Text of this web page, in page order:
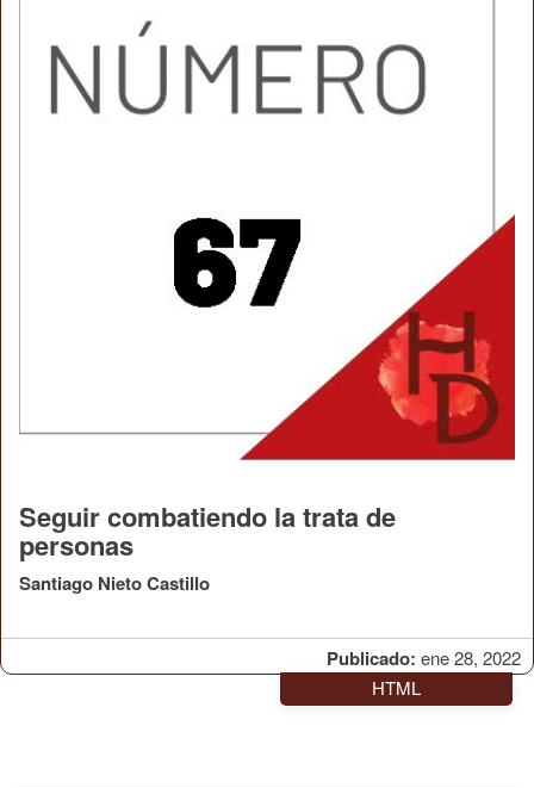
Publicado: ene 28, 2022
Seguir combatiendo la trata de
personas
Santiago Nieto Castillo
HTML